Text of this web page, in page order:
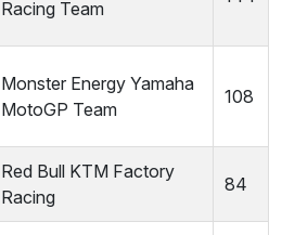
Racing Team
Monster Energy Yamaha
MotoGP Team
108
Red Bull KTM Factory
Racing
84